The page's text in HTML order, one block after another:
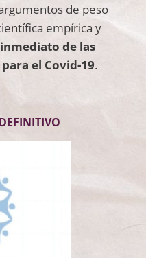
de peso
empírica y
de las
el Covid-19.